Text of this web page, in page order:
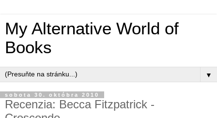
My Alternative World of
Books
▼
sobota 30. októbra 2010
Recenzia: Becca Fitzpatrick -